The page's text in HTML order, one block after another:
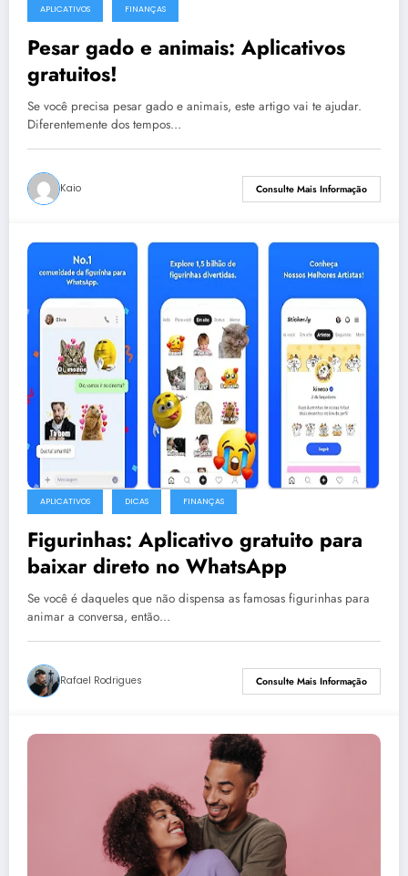
APLICATIVOS FINANÇAS
Pesar gado e animais: Aplicativos
gratuitos!
Se você precisa pesar gado e animais, este artigo vai te ajudar.
Diferentemente dos tempos…
Kaio Consulte Mais Informação
APLICATIVOS DICAS FINANÇAS
Figurinhas: Aplicativo gratuito para
baixar direto no WhatsApp
Se você é daqueles que não dispensa as famosas figurinhas para
animar a conversa, então…
Rafael Rodrigues Consulte Mais Informação